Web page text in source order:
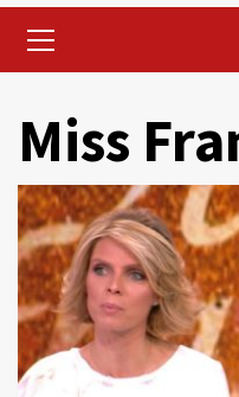
Menu
Miss